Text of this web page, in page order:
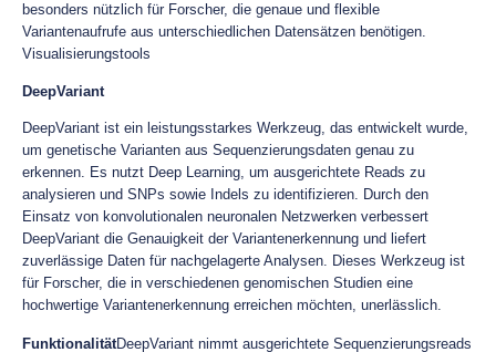
besonders nützlich für Forscher, die genaue und flexible
Variantenaufrufe aus unterschiedlichen Datensätzen benötigen.
Visualisierungstools
DeepVariant
DeepVariant ist ein leistungsstarkes Werkzeug, das entwickelt wurde,
um genetische Varianten aus Sequenzierungsdaten genau zu
erkennen. Es nutzt Deep Learning, um ausgerichtete Reads zu
analysieren und SNPs sowie Indels zu identifizieren. Durch den
Einsatz von konvolutionalen neuronalen Netzwerken verbessert
DeepVariant die Genauigkeit der Variantenerkennung und liefert
zuverlässige Daten für nachgelagerte Analysen. Dieses Werkzeug ist
für Forscher, die in verschiedenen genomischen Studien eine
hochwertige Variantenerkennung erreichen möchten, unerlässlich.
FunktionalitätDeepVariant nimmt ausgerichtete Sequenzierungsreads